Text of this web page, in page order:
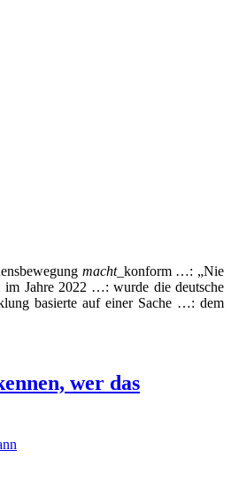
macht_konform …: „Nie
Jahre 2022 …: wurde die deutsche
basierte auf einer Sache …: dem
wer das